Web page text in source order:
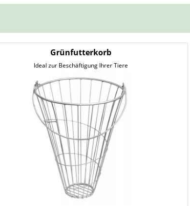
Grünfutterkorb
Ideal zur Beschäftigung Ihrer Tiere